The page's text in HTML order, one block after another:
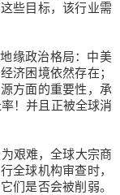
些目标，该行业需
缘政治格局：中美
济困境依然存在；
方面的重要性，承
！并且正被全球消
艰难，全球大宗商
全球机构审查时，
们是否会被削弱。